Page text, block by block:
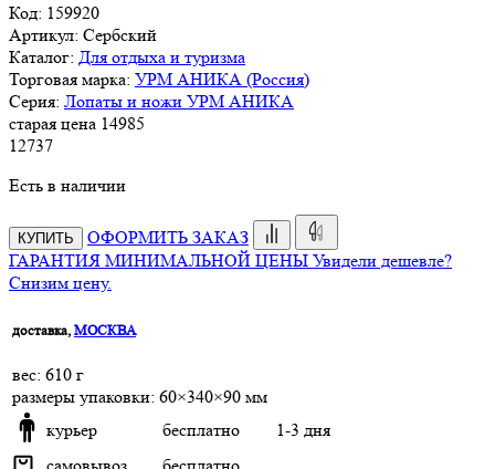
Код: 159920
Артикул: Сербский
Каталог: Для отдыха и туризма
Торговая марка: УРМ АНИКА (Россия)
Серия: Лопаты и ножи УРМ АНИКА
старая цена 14985
12737
Есть в наличии
КУПИТЬ
ОФОРМИТЬ ЗАКАЗ
ГАРАНТИЯ МИНИМАЛЬНОЙ ЦЕНЫ Увидели дешевле?
Снизим цену.
доставка, МОСКВА
веc: 610 г
размеры упаковки: 60×340×90 мм
курьер
бесплатно
1-3 дня